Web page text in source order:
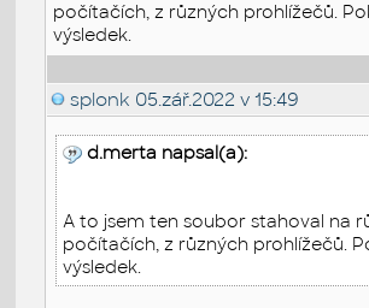
počítačích, z různých prohlížečů.
výsledek.
splonk 05.zář.2022 v 15:49
d.merta napsal(a):
A to jsem ten soubor stahoval na
počítačích, z různých prohlížečů.
výsledek.